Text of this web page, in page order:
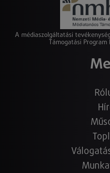
A médiaszolgáltatási
Támogatási